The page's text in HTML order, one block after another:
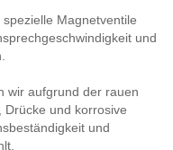
Magnetventile
und
wir aufgrund der rauen
Drücke und korrosive
und